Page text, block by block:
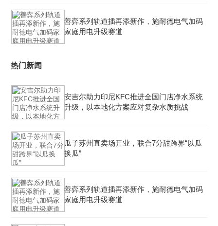
善弈系列轨道插再添新作，施耐德电气加码
家庭用电升级赛道
热门新闻
安吉尔助力印尼KFC推进全国门店净水系统
升级，以本地化方案应对复杂水质挑战
瓜子苏州直卖场开业，联合7分甜跨界“以瓜
换瓜”
善弈系列轨道插再添新作，施耐德电气加码
家庭用电升级赛道